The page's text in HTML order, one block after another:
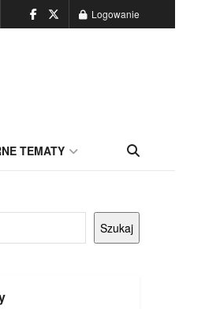
Logowanie
TEMATY
Szukaj